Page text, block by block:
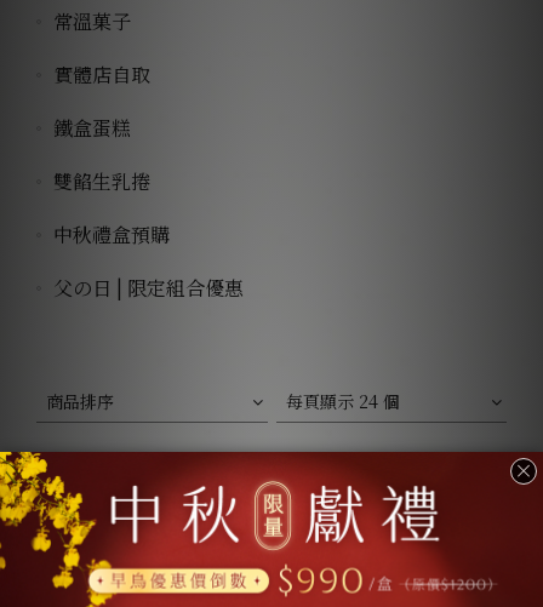
常溫菓子
實體店自取
鐵盒蛋糕
雙餡生乳捲
中秋禮盒預購
父の日 | 限定組合優惠
商品排序 每頁顯示 24 個